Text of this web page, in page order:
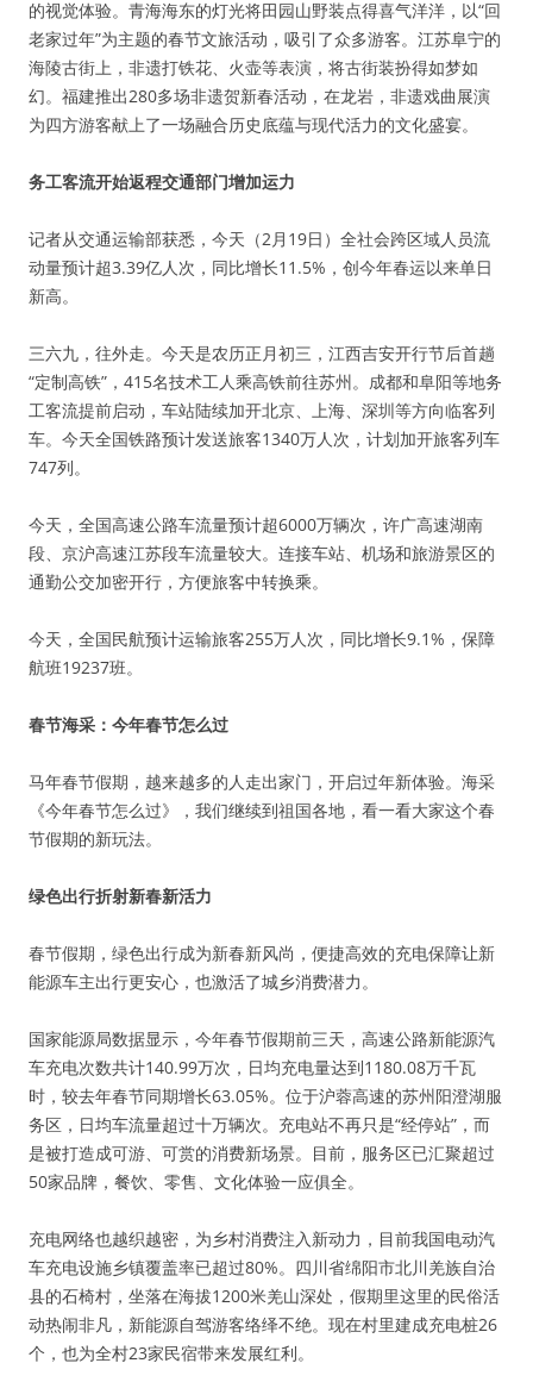
的视觉体验。青海海东的灯光将田园山野装点得喜气洋洋，以“回
老家过年”为主题的春节文旅活动，吸引了众多游客。江苏阜宁的
海陵古街上，非遗打铁花、火壶等表演，将古街装扮得如梦如
幻。福建推出280多场非遗贺新春活动，在龙岩，非遗戏曲展演
为四方游客献上了一场融合历史底蕴与现代活力的文化盛宴。
务工客流开始返程交通部门增加运力
记者从交通运输部获悉，今天（2月19日）全社会跨区域人员流
动量预计超3.39亿人次，同比增长11.5%，创今年春运以来单日
新高。
三六九，往外走。今天是农历正月初三，江西吉安开行节后首趟
“定制高铁”，415名技术工人乘高铁前往苏州。成都和阜阳等地务
工客流提前启动，车站陆续加开北京、上海、深圳等方向临客列
车。今天全国铁路预计发送旅客1340万人次，计划加开旅客列车
747列。
今天，全国高速公路车流量预计超6000万辆次，许广高速湖南
段、京沪高速江苏段车流量较大。连接车站、机场和旅游景区的
通勤公交加密开行，方便旅客中转换乘。
今天，全国民航预计运输旅客255万人次，同比增长9.1%，保障
航班19237班。
春节海采：今年春节怎么过
马年春节假期，越来越多的人走出家门，开启过年新体验。海采
《今年春节怎么过》，我们继续到祖国各地，看一看大家这个春
节假期的新玩法。
绿色出行折射新春新活力
春节假期，绿色出行成为新春新风尚，便捷高效的充电保障让新
能源车主出行更安心，也激活了城乡消费潜力。
国家能源局数据显示，今年春节假期前三天，高速公路新能源汽
车充电次数共计140.99万次，日均充电量达到1180.08万千瓦
时，较去年春节同期增长63.05%。位于沪蓉高速的苏州阳澄湖服
务区，日均车流量超过十万辆次。充电站不再只是“经停站”，而
是被打造成可游、可赏的消费新场景。目前，服务区已汇聚超过
50家品牌，餐饮、零售、文化体验一应俱全。
充电网络也越织越密，为乡村消费注入新动力，目前我国电动汽
车充电设施乡镇覆盖率已超过80%。四川省绵阳市北川羌族自治
县的石椅村，坐落在海拔1200米羌山深处，假期里这里的民俗活
动热闹非凡，新能源自驾游客络绎不绝。现在村里建成充电桩26
个，也为全村23家民宿带来发展红利。